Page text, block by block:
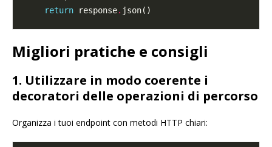
return response.
Migliori pratiche e consigli
1. Utilizzare in modo coerente i
decoratori delle operazioni di percorso
Organizza i tuoi endpoint con metodi HTTP chiari: